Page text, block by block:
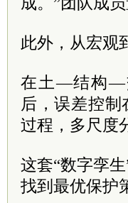
此外，从宏观
在土—结构—
后，误差控
过程，多尺度
这套“数字孪
找到最优保护